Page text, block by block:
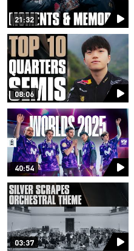
21:32
08:06
40:54
03:37